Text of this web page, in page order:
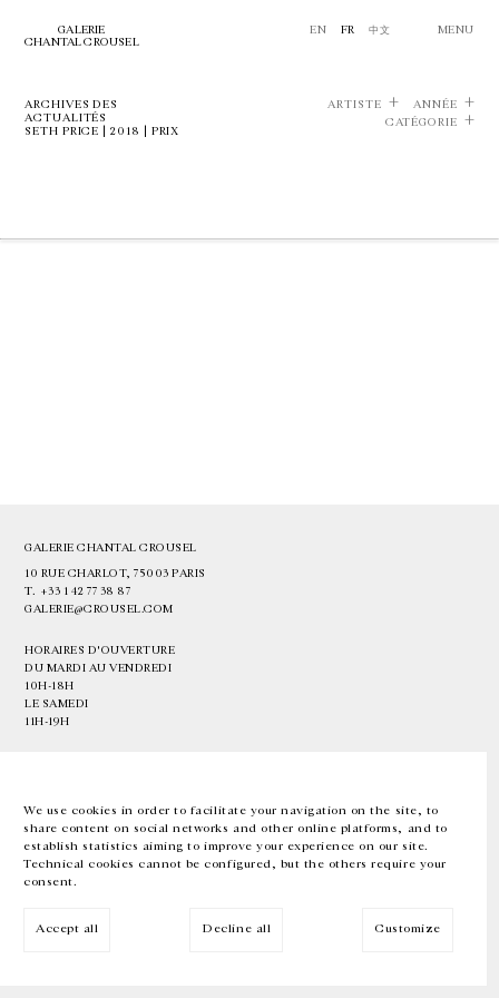
We use cookies in order to facilitate your navigation on the site, to
share content on social networks and other online platforms, and to
establish statistics aiming to improve your experience on our site.
Technical cookies cannot be configured, but the others require your
consent.
Accept all Decline all Customize
GALERIE
CHANTAL CROUSEL
EN FR 中文 MENU
ARCHIVES DES
ACTUALITÉS
SETH PRICE | 2018 | PRIX
ARTISTE
ANNÉE
CATÉGORIE
GALERIE CHANTAL CROUSEL
10 RUE CHARLOT, 75003 PARIS
T. +33 1 42 77 38 87
GALERIE@CROUSEL.COM
HORAIRES D'OUVERTURE
DU MARDI AU VENDREDI
10H-18H
LE SAMEDI
11H-19H
EN FR 中文 Facebook Instagram
Inscrivez-vous à notre newsletter